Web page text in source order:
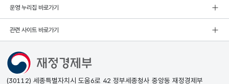
운영 누리집 바로가기
관련 사이트 바로가기
(30112) 세종특별자치시 도움6로 42 정부세종청사 중앙동 재정경제부